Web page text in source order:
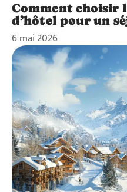
Comment choisir
d’hôtel pour un
6 mai 2026